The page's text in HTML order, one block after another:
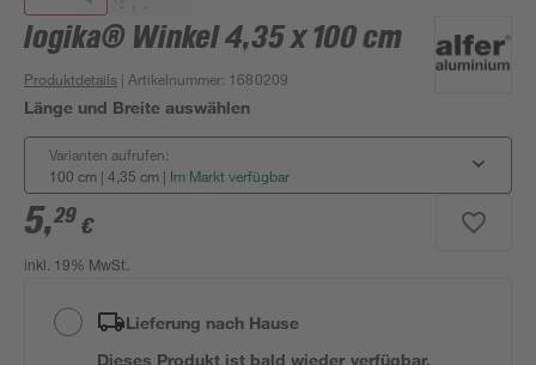
logika® Winkel 4,35 x 100 cm
Produktdetails | Artikelnummer: 1680209
Länge und Breite auswählen
Varianten aufrufen:
100 cm | 4,35 cm | Im Markt verfügbar
5,29 €
inkl. 19% MwSt.
Lieferung nach Hause
Dieses Produkt ist bald wieder verfügbar.